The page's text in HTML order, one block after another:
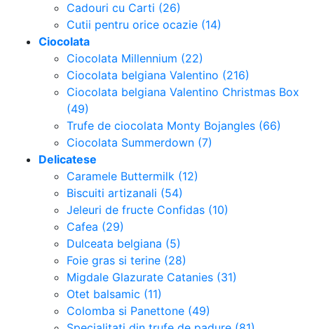
Cadouri cu Carti (26)
Cutii pentru orice ocazie (14)
Ciocolata
Ciocolata Millennium (22)
Ciocolata belgiana Valentino (216)
Ciocolata belgiana Valentino Christmas Box
(49)
Trufe de ciocolata Monty Bojangles (66)
Ciocolata Summerdown (7)
Delicatese
Caramele Buttermilk (12)
Biscuiti artizanali (54)
Jeleuri de fructe Confidas (10)
Cafea (29)
Dulceata belgiana (5)
Foie gras si terine (28)
Migdale Glazurate Catanies (31)
Otet balsamic (11)
Colomba si Panettone (49)